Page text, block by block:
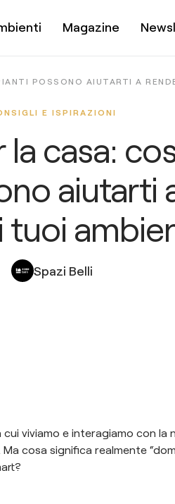
Magazine
POSSONO AIUTARTI A
E ISPIRAZIONI
casa:
aiutarti
tuoi
Spazi Belli
viviamo e interagiamo con la
cosa significa realmente